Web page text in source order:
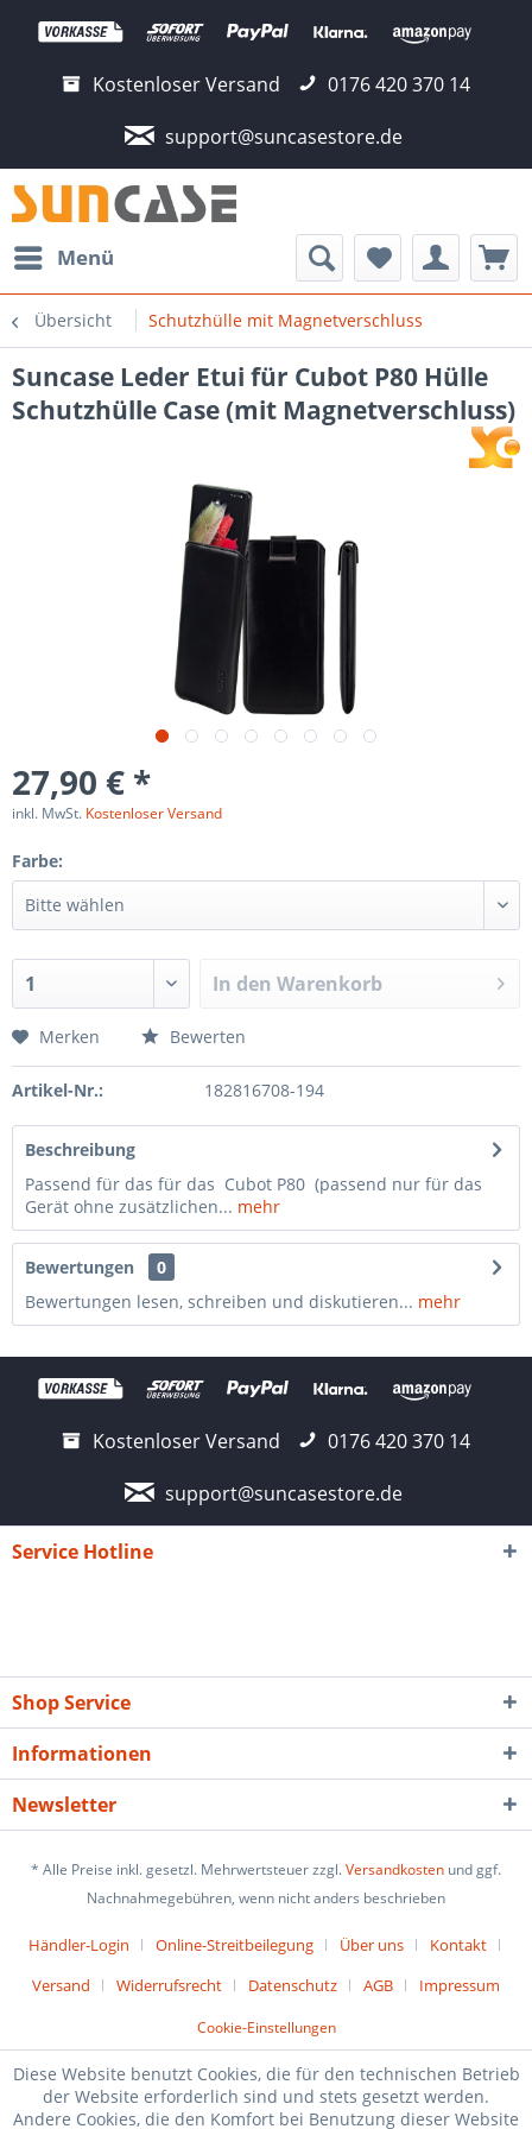
Kostenloser Versand
0176 420 370 14
support@suncasestore.de
Menü
Übersicht Schutzhülle mit Magnetverschluss
Suncase Leder Etui für Cubot P80 Hülle
Schutzhülle Case (mit Magnetverschluss)
27,90 € *
inkl. MwSt. Kostenloser Versand
Farbe:
In den Warenkorb
Merken Bewerten
Artikel-Nr.: 182816708-194
Beschreibung
Passend für das für das Cubot P80 (passend nur für das
Gerät ohne zusätzlichen... mehr
Bewertungen
0
Bewertungen lesen, schreiben und diskutieren... mehr
Kostenloser Versand
0176 420 370 14
support@suncasestore.de
Service Hotline
Shop Service
Informationen
Newsletter
* Alle Preise inkl. gesetzl. Mehrwertsteuer zzgl.Versandkosten und ggf.
Nachnahmegebühren, wenn nicht anders beschrieben
Händler-Login Online-Streitbeilegung Über uns
Kontakt
Versand
Widerrufsrecht Datenschutz AGB Impressum
Cookie-Einstellungen
Diese Website benutzt Cookies, die für den technischen Betrieb
der Website erforderlich sind und stets gesetzt werden.
Andere Cookies, die den Komfort bei Benutzung dieser Website